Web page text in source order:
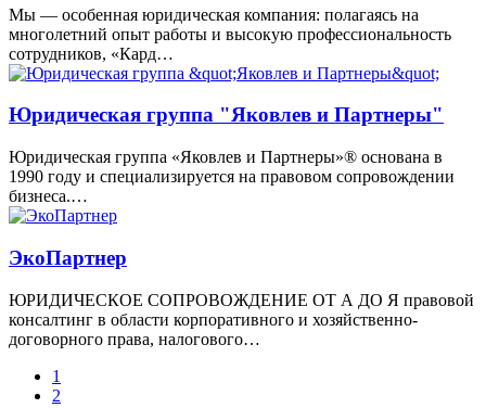
Мы — особенная юридическая компания: полагаясь на
многолетний опыт работы и высокую профессиональность
сотрудников, «Кард…
Юридическая группа "Яковлев и Партнеры"
Юридическая группа «Яковлев и Партнеры»® основана в
1990 году и специализируется на правовом сопровождении
бизнеса.…
ЭкоПартнер
ЮРИДИЧЕСКОЕ СОПРОВОЖДЕНИЕ ОТ А ДО Я правовой
консалтинг в области корпоративного и хозяйственно-
договорного права, налогового…
1
2